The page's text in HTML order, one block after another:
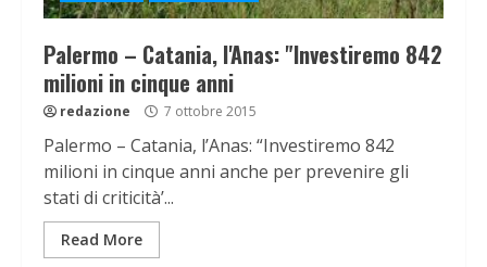
Palermo – Catania, l'Anas: "Investiremo 842
milioni in cinque anni
redazione 7 ottobre 2015
Palermo – Catania, l’Anas: “Investiremo 842
milioni in cinque anni anche per prevenire gli
stati di criticità’...
Read More